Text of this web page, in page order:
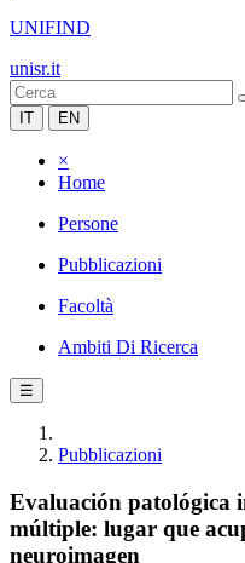
UNIFIND
unisr.it
IT EN
×
Home
Persone
Pubblicazioni
Facoltà
Ambiti Di Ricerca
☰
Pubblicazioni
Evaluación patológica
múltiple: lugar que
neuroimagen